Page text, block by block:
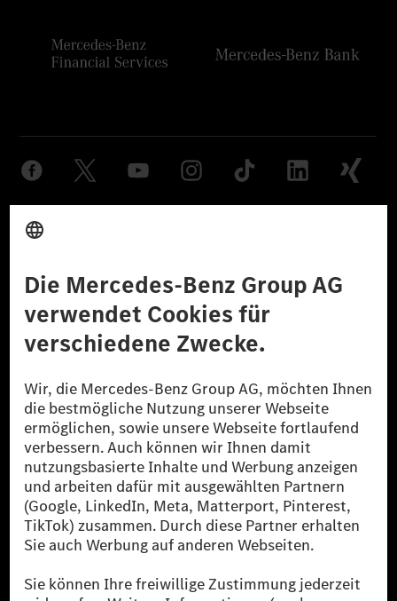
© 2026 Mercedes-Benz Group AG. Alle Rechte vorbehalten.
reduzierte CO₂-Emissionen bei der Mercedes-Benz Group durch
zertifizierte Ausgleichsprojekte kompensiert werden.
[2] Renewable Charging ist ein integraler Bestandteil von MB.CHARGE
Public in Europa, den USA, Kanada und China. Sofern an der jeweiligen
Ladestation noch kein Strom aus erneuerbaren Energien vorliegt,
verwendet Renewable Charging Grünstromzertifikate*. Diese stellen
sicher, dass für Ladevorgänge über MB.CHARGE Public eine äquivalente
Strommenge aus erneuerbaren Energien ins Stromnetz eingespeist wird.
Sie stammen ausschließlich aus Wind- und Solarkraftanlagen, die jünger
als sechs Jahre sind.
* Inkl. EKOenergy Ökolabel
* Die angegebenen Werte wurden nach dem vorgeschriebenen
Messverfahren WLTP (Worldwide harmonised Light vehicles Test